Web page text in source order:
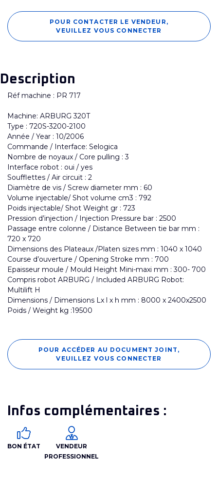
POUR CONTACTER LE VENDEUR,
VEUILLEZ VOUS CONNECTER
Description
Réf machine : PR 717
Machine: ARBURG 320T
Type : 720S-3200-2100
Année / Year : 10/2006
Commande / Interface: Selogica
Nombre de noyaux / Core pulling : 3
Interface robot : oui / yes
Soufflettes / Air circuit : 2
Diamètre de vis / Screw diameter mm : 60
Volume injectable/ Shot volume cm3 : 792
Poids injectable/ Shot Weight gr : 723
Pression d’injection / Injection Pressure bar : 2500
Passage entre colonne / Distance Between tie bar mm :
720 x 720
Dimensions des Plateaux /Platen sizes mm : 1040 x 1040
Course d’ouverture / Opening Stroke mm : 700
Epaisseur moule / Mould Height Mini-maxi mm : 300- 700
Compris robot ARBURG / Included ARBURG Robot:
Multilift H
Dimensions / Dimensions Lx l x h mm : 8000 x 2400x2500
Poids / Weight kg :19500
POUR ACCÉDER AU DOCUMENT JOINT,
VEUILLEZ VOUS CONNECTER
Infos complémentaires :
BON ÉTAT
VENDEUR
PROFESSIONNEL